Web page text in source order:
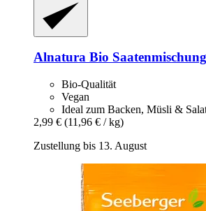
Alnatura Bio
Bio-Qualität
Vegan
Ideal zum Backen, Müsli &
2,99 € (11,96 € / kg)
Zustellung bis 13. August